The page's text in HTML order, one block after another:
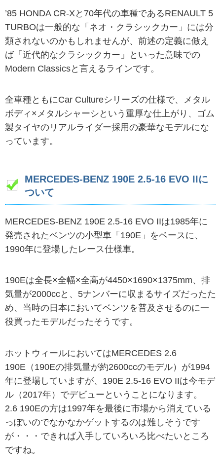
’85 HONDA CR-Xと70年代の車種であるRENAULT 5
TURBOは一般的な「ネオ・クラシックカー」には分
類されないのかもしれませんが、前述の定義に倣え
ば「近代的なクラシックカー」といった意味での
Modern Classicsと言えるラインです。
全車種ともにCar Cultureシリーズの仕様で、メタル
ボディ×メタルシャーシという重厚な仕上がり、ゴム
製タイヤのリアルライダー採用の豪華なモデルにな
っています。
MERCEDES-BENZ 190E 2.5-16 EVO IIに
ついて
MERCEDES-BENZ 190E 2.5-16 EVO IIは1985年に
発売されたベンツの小型車「190E」をベースに、
1990年に登場したレース仕様車。
190Eは全長×全幅×全高が4450×1690×1375mm、排
気量が2000ccと、5ナンバーに収まるサイズだったた
め、当時の日本においてベンツを普及させるのに一
役買ったモデルだったそうです。
ホットウィールにおいてはMERCEDES 2.6
190E（190Eの排気量が約2600ccのモデル）が1994
年に登場していますが、190E 2.5-16 EVO IIは今モデ
ル（2017年）でデビューということになります。
2.6 190Eの方は1997年を最後に市場から消えている
っぽいのでなかなかゲットするのは難しそうです
が・・・できれば入手していろいろ比べたいところ
ですね。